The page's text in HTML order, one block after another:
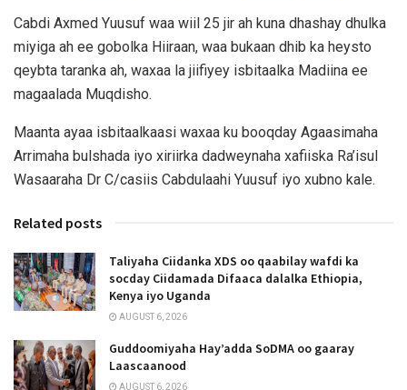
Cabdi Axmed Yuusuf waa wiil 25 jir ah kuna dhashay dhulka
miyiga ah ee gobolka Hiiraan, waa bukaan dhib ka heysto
qeybta taranka ah, waxaa la jiifiyey isbitaalka Madiina ee
magaalada Muqdisho.
Maanta ayaa isbitaalkaasi waxaa ku booqday Agaasimaha
Arrimaha bulshada iyo xiriirka dadweynaha xafiiska Ra’isul
Wasaaraha Dr C/casiis Cabdulaahi Yuusuf iyo xubno kale.
Related posts
Taliyaha Ciidanka XDS oo qaabilay wafdi ka
socday Ciidamada Difaaca dalalka Ethiopia,
Kenya iyo Uganda
AUGUST 6, 2026
Guddoomiyaha Hay’adda SoDMA oo gaaray
Laascaanood
AUGUST 6, 2026